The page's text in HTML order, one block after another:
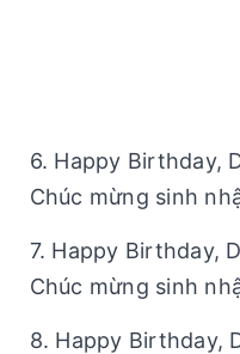
6. Happy Birthday,
Chúc mừng sinh
7. Happy Birthday,
Chúc mừng sinh
8. Happy Birthday,